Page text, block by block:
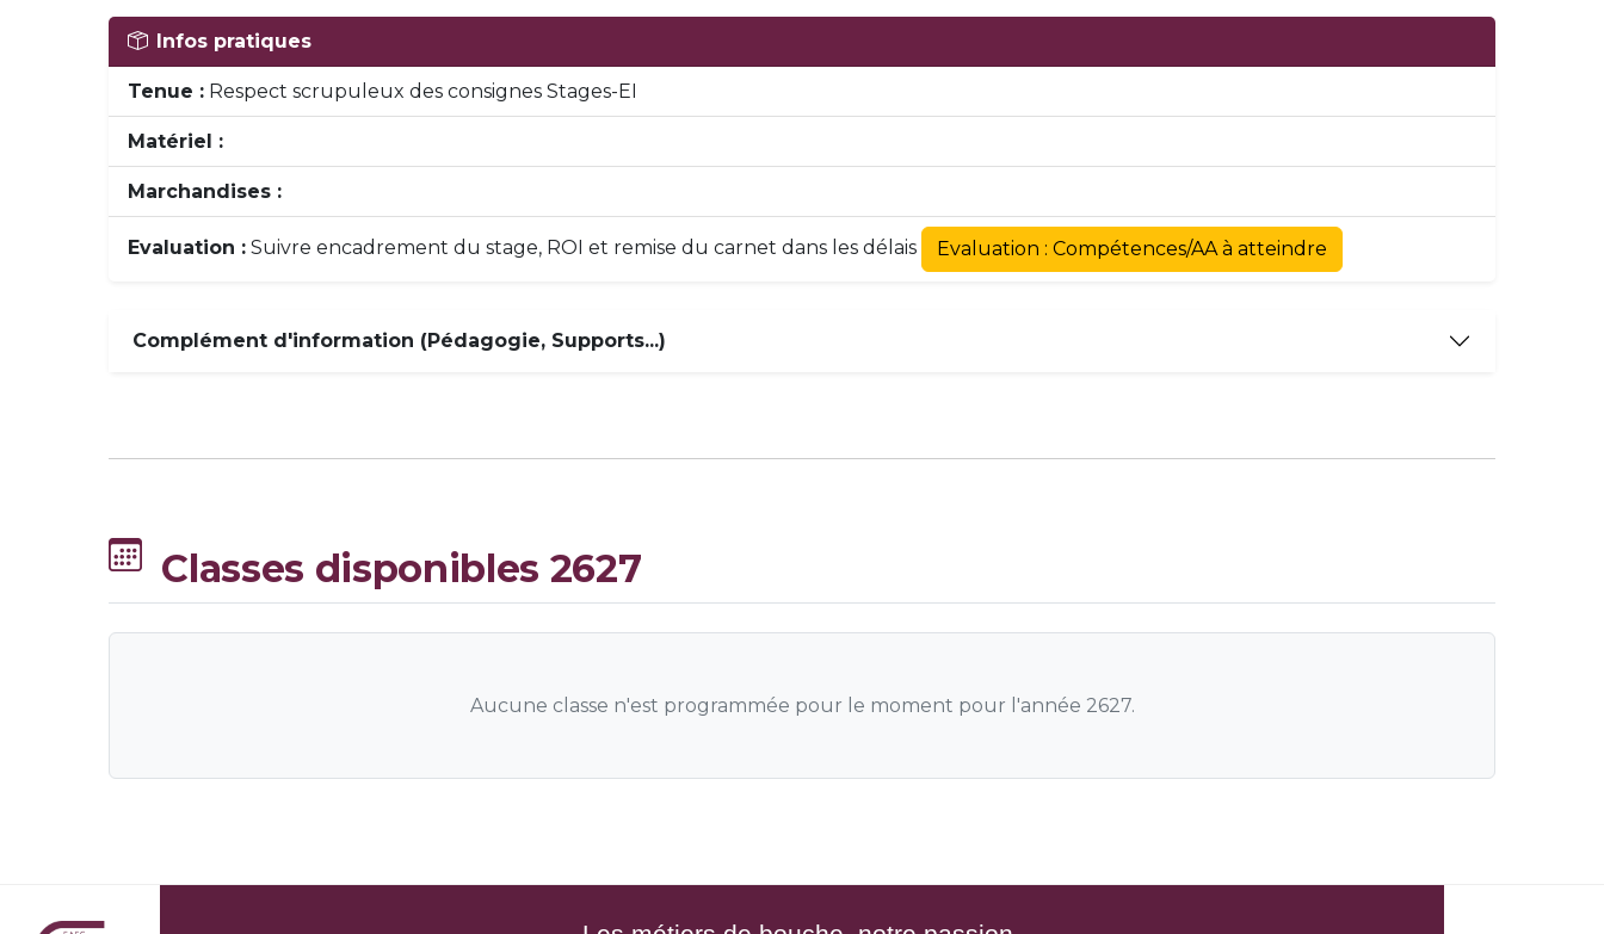
Infos pratiques
Tenue : Respect scrupuleux des consignes Stages-EI
Matériel :
Marchandises :
Evaluation : Suivre encadrement du stage, ROI et remise du carnet dans les délais Evaluation : Compétences/AA à atteindre
Complément d'information (Pédagogie, Supports...)
Classes disponibles 2627
Aucune classe n'est programmée pour le moment pour l'année 2627.